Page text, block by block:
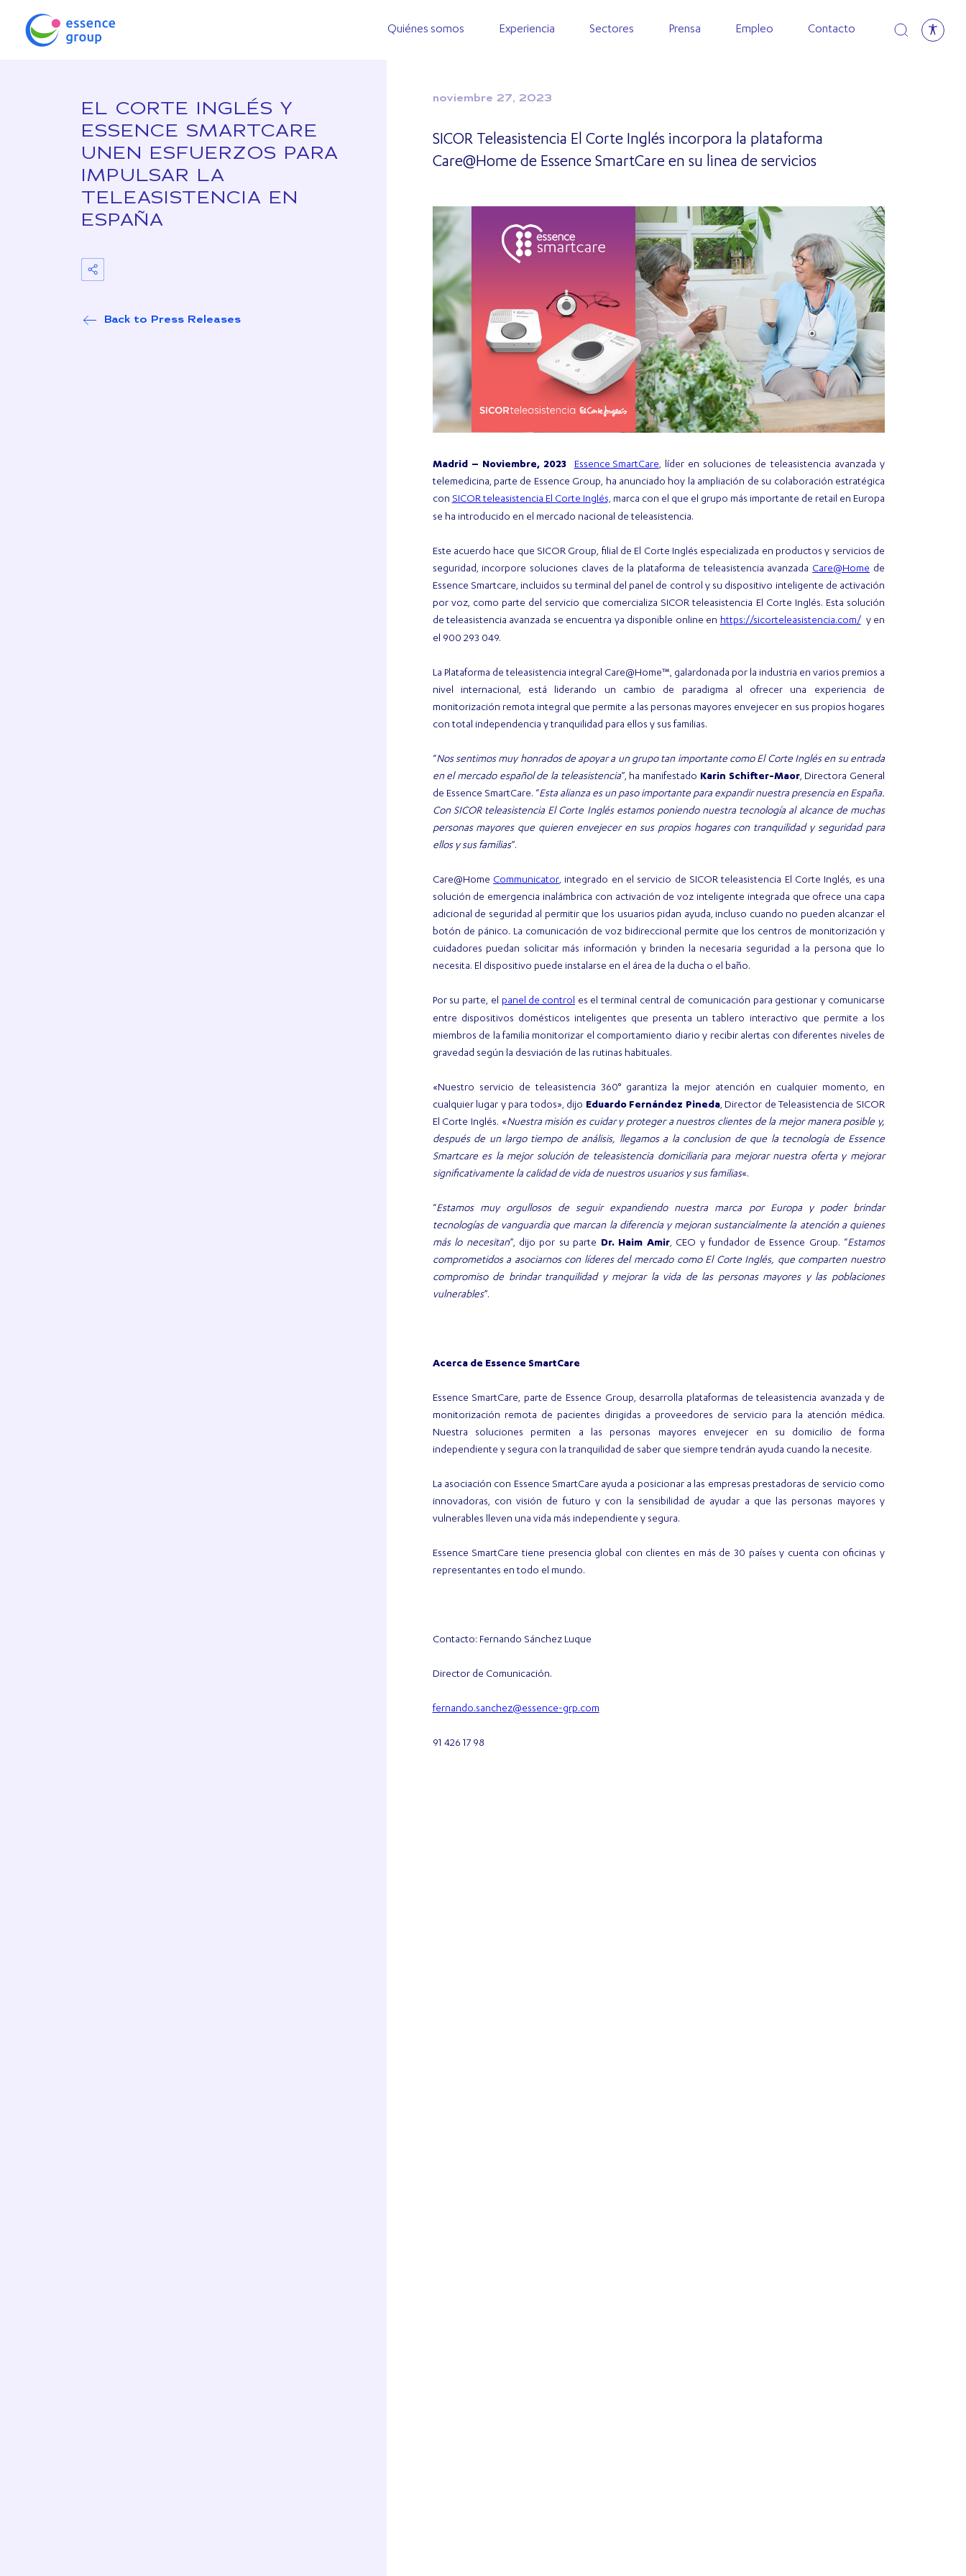
Quiénes somos Experiencia Sectores Prensa Empleo Contacto Open search
EL CORTE INGLÉS Y
ESSENCE SMARTCARE
UNEN ESFUERZOS PARA
IMPULSAR LA
TELEASISTENCIA EN
ESPAÑA
Back to Press Releases
noviembre 27, 2023
SICOR Teleasistencia El Corte Inglés incorpora la plataforma
Care@Home de Essence SmartCare en su linea de servicios
Madrid – Noviembre, 2023 Essence SmartCare, líder en soluciones de teleasistencia avanzada y
telemedicina, parte de Essence Group, ha anunciado hoy la ampliación de su colaboración estratégica
conSICOR teleasistencia El Corte Inglés, marca con el que el grupo más importante de retail en Europa
se ha introducido en el mercado nacional de teleasistencia.
Este acuerdo hace que SICOR Group, filial de El Corte Inglés especializada en productos y servicios de
seguridad, incorpore soluciones claves de la plataforma de teleasistencia avanzadaCare@Homede
Essence Smartcare, incluidos su terminal del panel de control y su dispositivo inteligente de activación
por voz, como parte del servicio que comercializa SICOR teleasistencia El Corte Inglés. Esta solución
de teleasistencia avanzada se encuentra ya disponible online enhttps://sicorteleasistencia.com/y en
el 900 293 049.
La Plataforma de teleasistencia integral Care@Home™, galardonada por la industria en varios premios a
nivel internacional, está liderando un cambio de paradigma al ofrecer una experiencia de
monitorización remota integral que permite a las personas mayores envejecer en sus propios hogares
con total independencia y tranquilidad para ellos y sus familias.
“Nos sentimos muy honrados de apoyar a un grupo tan importante como El Corte Inglés en su entrada
en el mercado español de la teleasistencia”, ha manifestado Karin Schifter-Maor, Directora General
de Essence SmartCare. “Esta alianza es un paso importante para expandir nuestra presencia en España.
Con SICOR teleasistencia El Corte Inglés estamos poniendo nuestra tecnología al alcance de muchas
personas mayores que quieren envejecer en sus propios hogares con tranquilidad y seguridad para
ellos y sus familias”.
Care@Home Communicator, integrado en el servicio de SICOR teleasistencia El Corte Inglés, es una
solución de emergencia inalámbrica con activación de voz inteligente integrada que ofrece una capa
adicional de seguridad al permitir que los usuarios pidan ayuda, incluso cuando no pueden alcanzar el
botón de pánico. La comunicación de voz bidireccional permite que los centros de monitorización y
cuidadores puedan solicitar más información y brinden la necesaria seguridad a la persona que lo
necesita. El dispositivo puede instalarse en el área de la ducha o el baño.
Por su parte, el panel de controles el terminal central de comunicación para gestionar y comunicarse
entre dispositivos domésticos inteligentes que presenta un tablero interactivo que permite a los
miembros de la familia monitorizar el comportamiento diario y recibir alertas con diferentes niveles de
gravedad según la desviación de las rutinas habituales.
«Nuestro servicio de teleasistencia 360° garantiza la mejor atención en cualquier momento, en
cualquier lugar y para todos», dijo Eduardo Fernández Pineda, Director de Teleasistencia de SICOR
El Corte Inglés. «Nuestra misión es cuidar y proteger a nuestros clientes de la mejor manera posible y,
después de un largo tiempo de análisis, llegamos a la conclusion de que la tecnología de Essence
Smartcare es la mejor solución de teleasistencia domiciliaria para mejorar nuestra oferta y mejorar
significativamente la calidad de vida de nuestros usuarios y sus familias«.
“Estamos muy orgullosos de seguir expandiendo nuestra marca por Europa y poder brindar
tecnologías de vanguardia que marcan la diferencia y mejoran sustancialmente la atención a quienes
más lo necesitan”, dijo por su parte Dr. Haim Amir, CEO y fundador de Essence Group. “Estamos
comprometidos a asociarnos con líderes del mercado como El Corte Inglés, que comparten nuestro
compromiso de brindar tranquilidad y mejorar la vida de las personas mayores y las poblaciones
vulnerables”.
Acerca de Essence SmartCare
Essence SmartCare, parte de Essence Group, desarrolla plataformas de teleasistencia avanzada y de
monitorización remota de pacientes dirigidas a proveedores de servicio para la atención médica.
Nuestra soluciones permiten a las personas mayores envejecer en su domicilio de forma
independiente y segura con la tranquilidad de saber que siempre tendrán ayuda cuando la necesite.
La asociación con Essence SmartCare ayuda a posicionar a las empresas prestadoras de servicio como
innovadoras, con visión de futuro y con la sensibilidad de ayudar a que las personas mayores y
vulnerables lleven una vida más independiente y segura.
Essence SmartCare tiene presencia global con clientes en más de 30 países y cuenta con oficinas y
representantes en todo el mundo.
Contacto: Fernando Sánchez Luque
Director de Comunicación.
fernando.sanchez@essence-grp.com
91 426 17 98